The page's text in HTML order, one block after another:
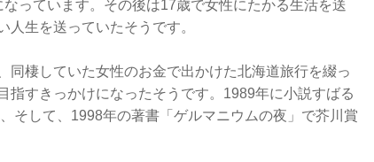
っています。その後は17歳で女性にたかる生活を送
人生を送っていたそうです。
同棲していた女性のお金で出かけた北海道旅行を綴っ
指すきっかけになったそうです。1989年に小説すばる
そして、1998年の著書「ゲルマニウムの夜」で芥川賞